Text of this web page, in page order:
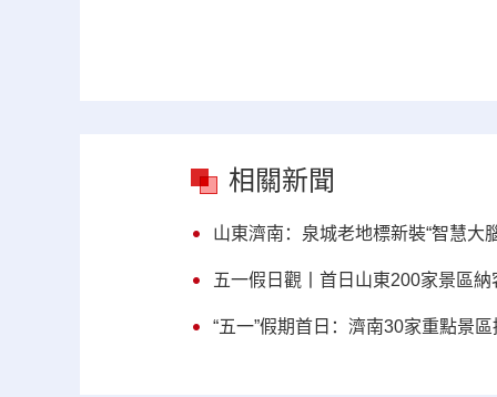
相關新聞
山東濟南：泉城老地標新裝“智慧大
五一假日觀丨首日山東200家景區
“五一”假期首日：濟南30家重點景